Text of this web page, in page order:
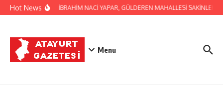
İçeriğe atla
Hot NewsBAŞKAN İBRAHİM NACİ YAPAR, GÜLDEREN MAHALLESİ
Menu